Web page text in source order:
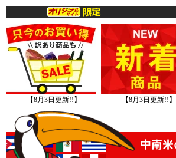
【8月3日更新!!】 【8月3日更新!!】